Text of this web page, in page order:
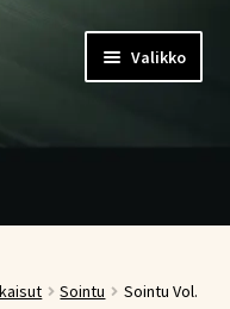
Valikko
Sointu
Sointu Vol.